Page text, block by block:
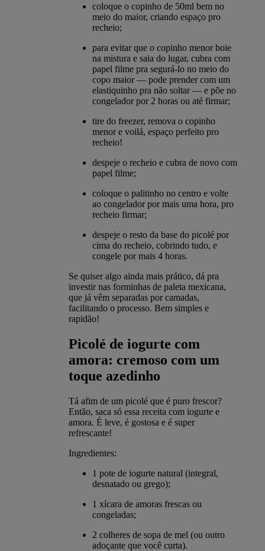
coloque o copinho de 50ml bem no
meio do maior, criando espaço pro
recheio;
para evitar que o copinho menor boie
na mistura e saia do lugar, cubra com
papel filme pra segurá-lo no meio do
copo maior — pode prender com um
elastiquinho pra não soltar — e põe no
congelador por 2 horas ou até firmar;
tire do freezer, remova o copinho
menor e voilá, espaço perfeito pro
recheio!
despeje o recheio e cubra de novo com
papel filme;
coloque o palitinho no centro e volte
ao congelador por mais uma hora, pro
recheio firmar;
despeje o resto da base do picolé por
cima do recheio, cobrindo tudo, e
congele por mais 4 horas.
Se quiser algo ainda mais prático, dá pra
investir nas forminhas de paleta mexicana,
que já vêm separadas por camadas,
facilitando o processo. Bem simples e
rapidão!
Picolé de iogurte com
amora: cremoso com um
toque azedinho
Tá afim de um picolé que é puro frescor?
Então, saca só essa receita com iogurte e
amora. É leve, é gostosa e é super
refrescante!
Ingredientes:
1 pote de iogurte natural (integral,
desnatado ou grego);
1 xícara de amoras frescas ou
congeladas;
2 colheres de sopa de mel (ou outro
adoçante que você curta).